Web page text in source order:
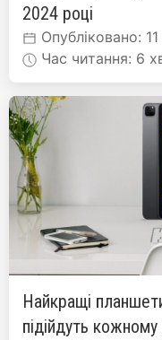
2024 році
Опубліковано:
Час читання: 6
Найкращі
підійдуть